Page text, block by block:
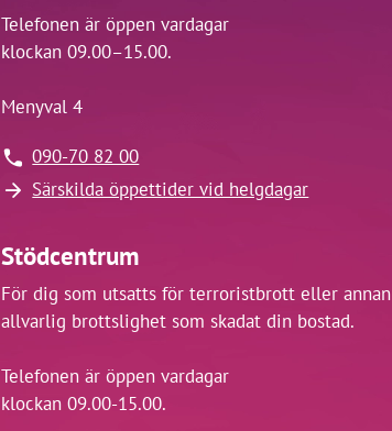
Telefonen är öppen vardagar
klockan 09.00–15.00.
Menyval 4
090-70 82 00
Särskilda öppettider vid helgdagar
Stödcentrum
För dig som utsatts för terroristbrott eller annan
allvarlig brottslighet som skadat din bostad.
Telefonen är öppen vardagar
klockan 09.00-15.00.